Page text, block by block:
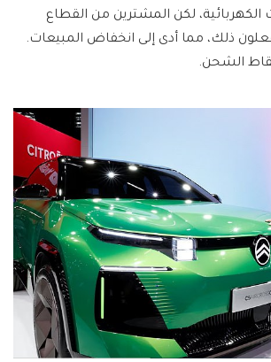
الكهربائية، لكن المشترين من القطاع
ذلك، مما أدى إلى انخفاض المبيعات.
الشحن.